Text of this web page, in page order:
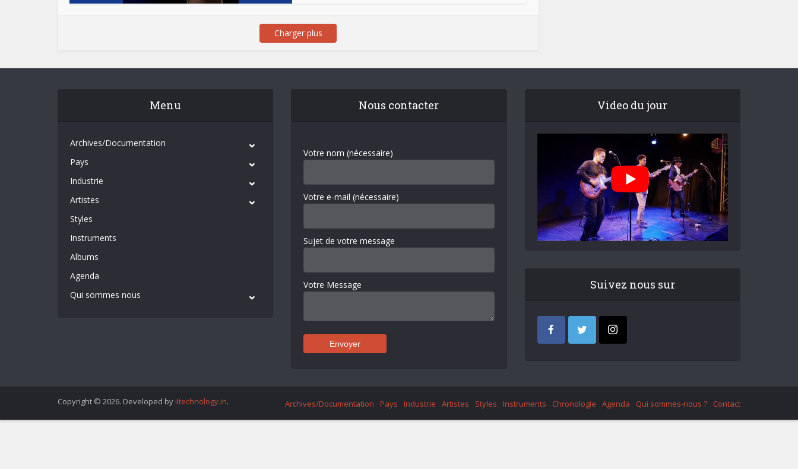
Charger plus
Menu
Archives/Documentation
Pays
Industrie
Artistes
Styles
Instruments
Albums
Agenda
Qui sommes nous
Nous contacter
Votre nom (nécessaire)
Votre e-mail (nécessaire)
Sujet de votre message
Votre Message
Video du jour
Suivez nous sur
Copyright © 2026. Developed by iItechnology.in. Archives/Documentation Pays Industrie Artistes Styles Instruments Chronologie Agenda Qui sommes-nous ? Contact